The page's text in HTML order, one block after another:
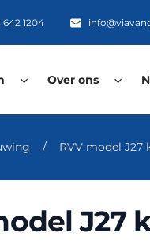
642 1204
Over ons
/ RVV model J27
J27